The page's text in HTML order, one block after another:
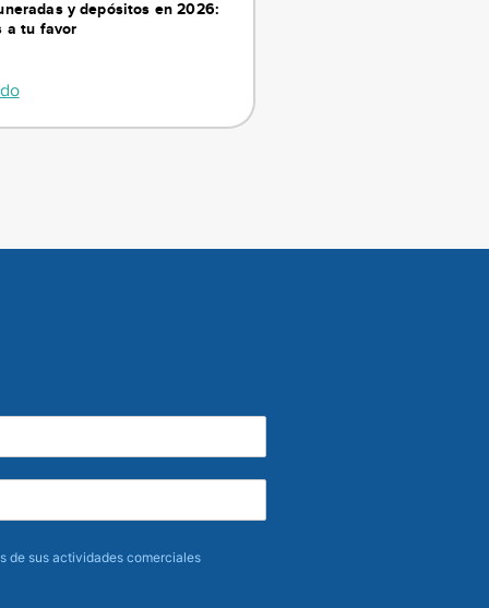
y depósitos en 2026:
a tu favor
de sus actividades comerciales